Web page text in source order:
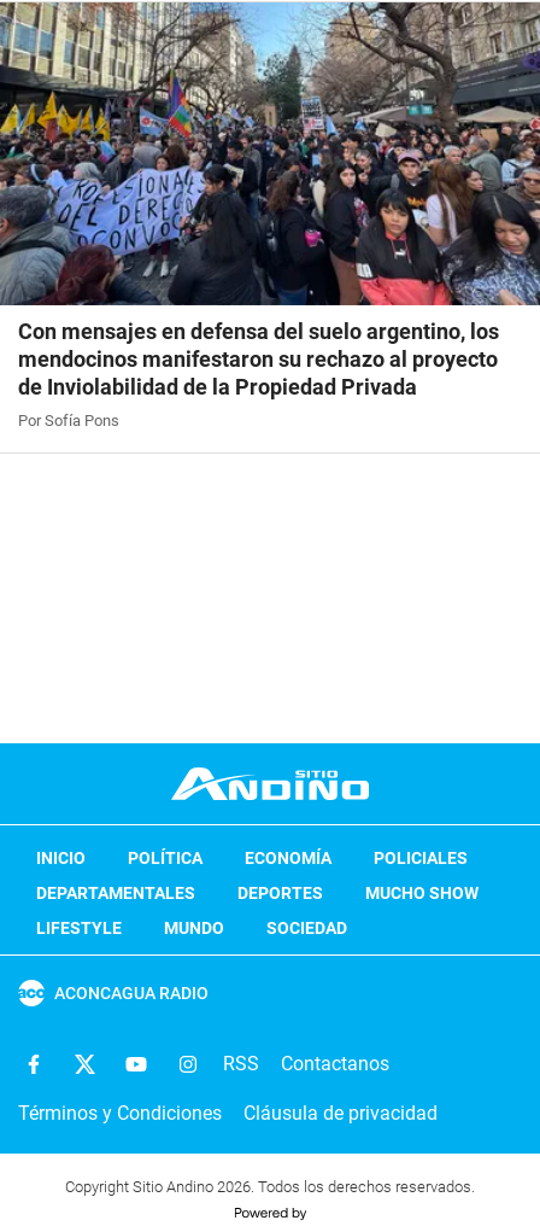
Con mensajes en defensa del suelo argentino, los
mendocinos manifestaron su rechazo al proyecto
de Inviolabilidad de la Propiedad Privada
Por Sofía Pons
INICIO POLÍTICA ECONOMÍA
POLICIALES
DEPARTAMENTALES
DEPORTES
MUCHO SHOW
LIFESTYLE
MUNDO SOCIEDAD
ACONCAGUA RADIO
RSS Contactanos
Términos y Condiciones Cláusula de privacidad
Copyright Sitio Andino 2026. Todos los derechos reservados.